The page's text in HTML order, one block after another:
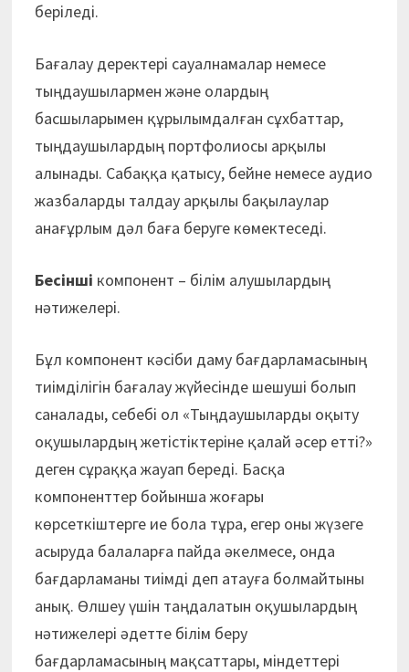
беріледі.
Бағалау деректері сауалнамалар немесе
тыңдаушылармен және олардың
басшыларымен құрылымдалған сұхбаттар,
тыңдаушылардың портфолиосы арқылы
алынады. Сабаққа қатысу, бейне немесе аудио
жазбаларды талдау арқылы бақылаулар
анағұрлым дәл баға беруге көмектеседі.
Бесінші компонент – білім алушылардың
нәтижелері.
Бұл компонент кәсіби даму бағдарламасының
тиімділігін бағалау жүйесінде шешуші болып
саналады, себебі ол «Тыңдаушыларды оқыту
оқушылардың жетістіктеріне қалай әсер етті?»
деген сұраққа жауап береді. Басқа
компоненттер бойынша жоғары
көрсеткіштерге ие бола тұра, егер оны жүзеге
асыруда балаларға пайда әкелмесе, онда
бағдарламаны тиімді деп атауға болмайтыны
анық. Өлшеу үшін таңдалатын оқушылардың
нәтижелері әдетте білім беру
бағдарламасының мақсаттары, міндеттері